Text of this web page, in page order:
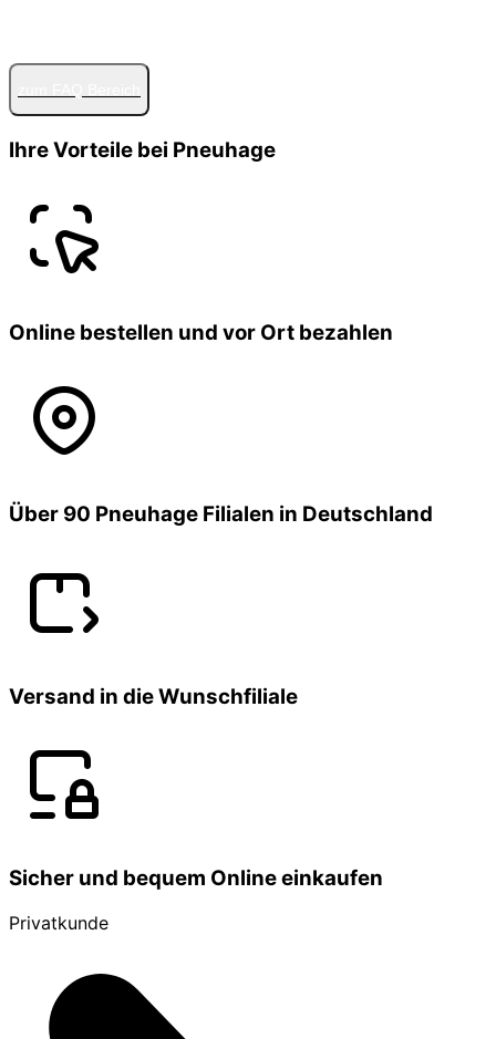
Ihre Vorteile bei Pneuhage
Online bestellen und vor Ort bezahlen
Über 90 Pneuhage Filialen in Deutschland
Versand in die Wunschfiliale
Sicher und bequem Online einkaufen
Privatkunde